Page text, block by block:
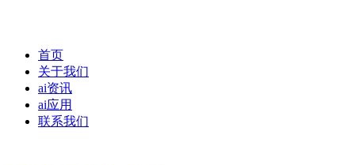
首页
关于我们
ai资讯
ai应用
联系我们